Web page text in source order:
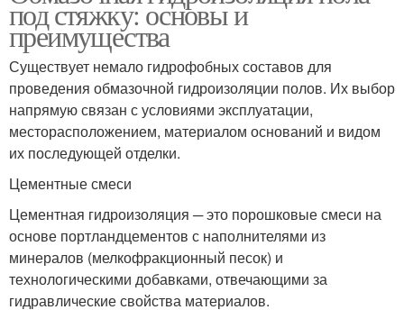
под стяжку: основы и
преимущества
Существует немало гидрофобных составов для
проведения обмазочной гидроизоляции полов. Их выбор
напрямую связан с условиями эксплуатации,
месторасположением, материалом оснований и видом
их последующей отделки.
Цементные смеси
Цементная гидроизоляция ─ это порошковые смеси на
основе портландцементов с наполнителями из
минералов (мелкофракционный песок) и
технологическими добавками, отвечающими за
гидравлические свойства материалов.